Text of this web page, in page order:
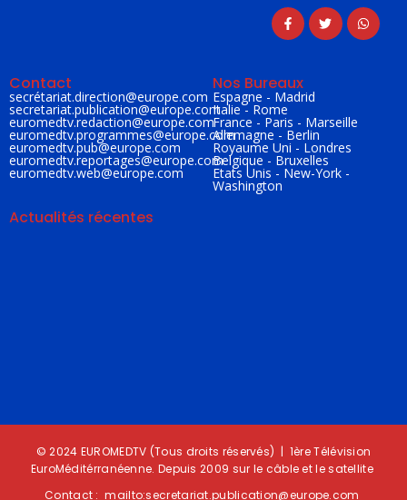
Contact
secrétariat.direction@europe.com
secretariat.publication@europe.com
euromedtv.redaction@europe.com
euromedtv.programmes@europe.com
euromedtv.pub@europe.com
euromedtv.reportages@europe.com
euromedtv.web@europe.com
Nos Bureaux
Espagne - Madrid
Italie - Rome
France - Paris - Marseille
Allemagne - Berlin
Royaume Uni - Londres
Belgique - Bruxelles
Etats Unis - New-York -
Washington
Actualités récentes
© 2024 EUROMEDTV (Tous droits réservés) | 1ère Télévision
EuroMéditérranéenne. Depuis 2009 sur le câble et le satellite
Contact :mailto:secretariat.publication@europe.com